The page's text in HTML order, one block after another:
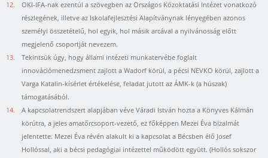
12.
OKI-IFA-nak ezentúl a szövegben az Országos Közoktatási Intézet vonatkozó
részlegének, illetve az Iskolafejlesztési Alapítványnak lényegében azonos
személyi összetételű, hol egyik, hol másik arcával a nyilvánosság előtt
megjelenő csoportját nevezem.
13.
Tekintsük úgy, hogy állami intézeti munkatervébe foglalt
innovációmenedzsment zajlott a Wadorf körül, a pécsi NEVKO körül, zajlott a
Varga Katalin-kísérlet értékelése, feladat jutott az ÁMK-k (a húszak)
támogatásából.
14.
A kapcsolatrendszert alapjában véve Váradi István hozta a Könyves Kálmán
körútra, a jeles amatőrcsoport-vezető, ez főképpen Mezei Éva bizalmát
jelentette. Mezei Éva révén alakult ki a kapcsolat a Bécsben élő Josef
Hollóssal, aki a bécsi pedagógiai intézettel működött együtt. (Hollós sokszor